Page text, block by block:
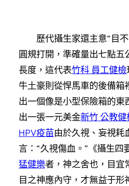
歷代攝生家還主意“目不
圓規打開，準確量出七點五
長度，這代表竹科 員工健檢
牛土豪則從悍馬車的後備箱
出一個像是小型保險箱的東
出一張一元美金新竹 公教健
HPV疫苗由於久視、妄視耗
言：“久視傷血。”《攝生四
猛健樂者，神之舍也，目宜
目之神應內守，才無益于形